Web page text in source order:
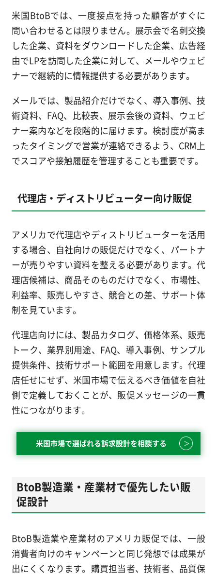
米国BtoBでは、一度接点を持った顧客がすぐに
問い合わせるとは限りません。展示会で名刺交換
した企業、資料をダウンロードした企業、広告経
由でLPを訪問した企業に対して、メールやウェビ
ナーで継続的に情報提供する必要があります。
メールでは、製品紹介だけでなく、導入事例、技
術資料、FAQ、比較表、展示会後の資料、ウェビ
ナー案内などを段階的に届けます。検討度が高ま
ったタイミングで営業が連絡できるよう、CRM上
でスコアや接触履歴を管理することも重要です。
代理店・ディストリビューター向け販促
アメリカで代理店やディストリビューターを活用
する場合、自社向けの販促だけでなく、パートナ
ーが売りやすい資料を整える必要があります。代
理店候補は、商品そのものだけでなく、市場性、
利益率、販売しやすさ、競合との差、サポート体
制を見ています。
代理店向けには、製品カタログ、価格体系、販売
トーク、業界別用途、FAQ、導入事例、サンプル
提供条件、技術サポート範囲を用意します。代理
店任せにせず、米国市場で伝えるべき価値を自社
側で定義しておくことが、販促メッセージの一貫
性につながります。
米国市場で選ばれる訴求設計を相談する
BtoB製造業・産業材で優先したい販
促設計
BtoB製造業や産業材のアメリカ販促では、一般
消費者向けのキャンペーンと同じ発想では成果が
出にくくなります。購買担当者、技術者、品質保